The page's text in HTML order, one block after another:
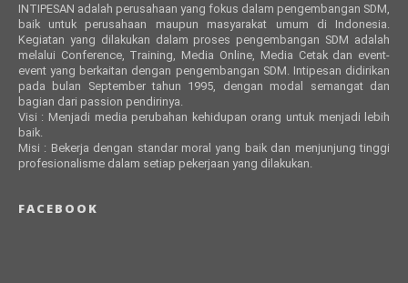
INTIPESAN adalah perusahaan yang fokus dalam pengembangan SDM,
baik untuk perusahaan maupun masyarakat umum di Indonesia.
Kegiatan yang dilakukan dalam proses pengembangan SDM adalah
melalui Conference, Training, Media Online, Media Cetak dan event-
event yang berkaitan dengan pengembangan SDM. Intipesan didirikan
pada bulan September tahun 1995, dengan modal semangat dan
bagian dari passion pendirinya.
Visi : Menjadi media perubahan kehidupan orang untuk menjadi lebih
baik.
Misi : Bekerja dengan standar moral yang baik dan menjunjung tinggi
profesionalisme dalam setiap pekerjaan yang dilakukan.
FACEBOOK